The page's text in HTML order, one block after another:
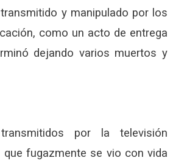
y manipulado por los
como un acto de entrega
dejando varios muertos y
por la televisión
que fugazmente se vio con vida